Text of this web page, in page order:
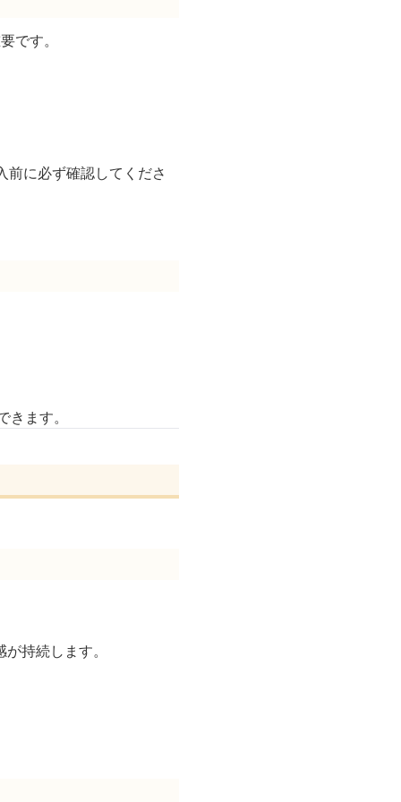
です。
に必ず確認してくださ
ます。
持続します。